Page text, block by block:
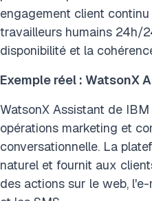
engagement client
travailleurs humains 24h/
disponibilité et la
Exemple réel : WatsonX
WatsonX Assistant de
opérations marketing et
conversationnelle. La
naturel et fournit aux
des actions sur le web,